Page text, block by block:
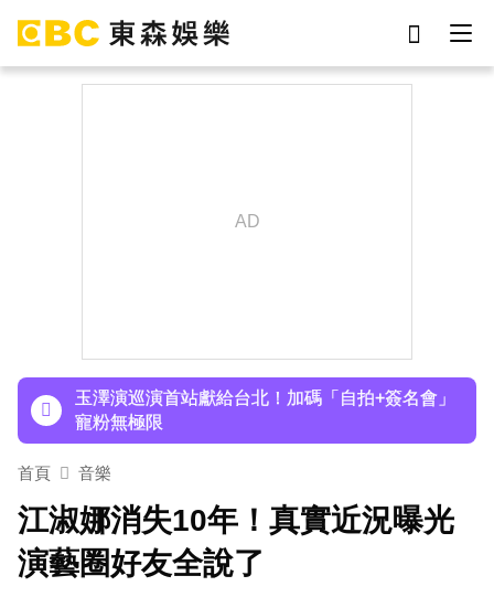
家成邊佑錫師妹
玉澤演巡演首站獻給台北！加碼「自拍+簽名會」
寵粉無極限
快訊／方志友、楊銘威離婚 「無法再做情人、永
富婆砸錢拍短劇塞60場吻戲！男星爆「開房被包
養」 親上火線揭真相
首頁 音樂
江淑娜消失10年！真實近況曝光
演藝圈好友全說了